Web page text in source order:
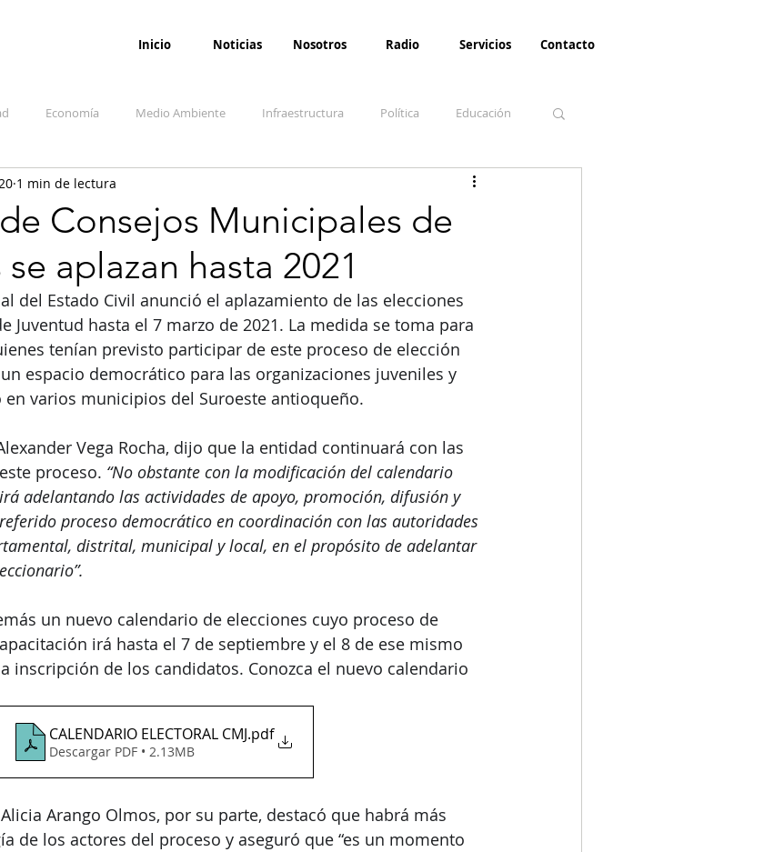
Inicio Noticias Nosotros Radio Servicios Contacto
Economía Medio Ambiente Infraestructura Política Educación
Salud Opinión Paz
Denuncia Ciudadana Conflicto armado interno
Consejos Municipales de
aplazan hasta 2021
1 min de lectura
del Estado Civil anunció el aplazamiento de las elecciones
Juventud hasta el 7 marzo de 2021. La medida se toma para
tenían previsto participar de este proceso de elección
espacio democrático para las organizaciones juveniles y
varios municipios del Suroeste antioqueño.
Vega Rocha, dijo que la entidad continuará con las
proceso. “No obstante con la modificación del calendario
adelantando las actividades de apoyo, promoción, difusión y
proceso democrático en coordinación con las autoridades
distrital, municipal y local, en el propósito de adelantar
un nuevo calendario de elecciones cuyo proceso de
irá hasta el 7 de septiembre y el 8 de ese mismo
inscripción de los candidatos. Conozca el nuevo calendario
CALENDARIO ELECTORAL CMJ.pdf
Descargar PDF • 2.13MB
Arango Olmos, por su parte, destacó que habrá más
de los actores del proceso y aseguró que “es un momento